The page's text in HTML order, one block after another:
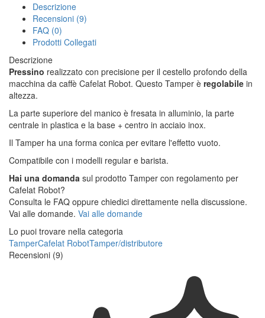
Descrizione
Recensioni (9)
FAQ (0)
Prodotti Collegati
Descrizione
Pressino realizzato con precisione per il cestello profondo della
macchina da caffè Cafelat Robot. Questo Tamper è regolabile in
altezza.
La parte superiore del manico è fresata in alluminio, la parte
centrale in plastica e la base + centro in acciaio inox.
Il Tamper ha una forma conica per evitare l'effetto vuoto.
Compatibile con i modelli regular e barista.
Hai una domanda sul prodotto Tamper con regolamento per
Cafelat Robot?
Consulta le FAQ oppure chiedici direttamente nella discussione.
Vai alle domande. Vai alle domande
Lo puoi trovare nella categoria
TamperCafelat RobotTamper/distributore
Recensioni (9)